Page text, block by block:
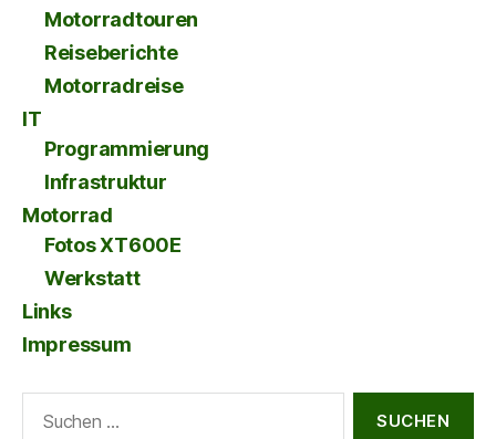
Motorradtouren
Reiseberichte
Motorradreise
IT
Programmierung
Infrastruktur
Motorrad
Fotos XT600E
Werkstatt
Links
Impressum
nach: